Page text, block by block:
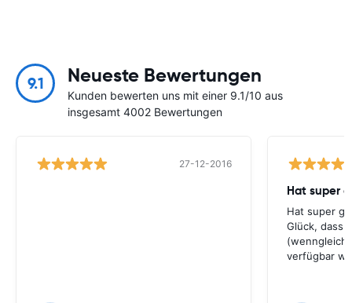
9.1 Neueste Bewertungen
Kunden bewerten uns mit einer 9.1/10 aus
insgesamt 4002 Bewertungen
27-12-2016
Hat super
Hat super
Glück, dass
(wenngleich
verfügbar